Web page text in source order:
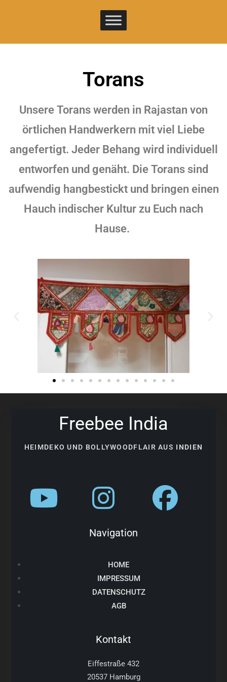
Torans
Unsere Torans werden in Rajastan von
örtlichen Handwerkern mit viel Liebe
angefertigt. Jeder Behang wird individuell
entworfen und genäht. Die Torans sind
aufwendig hangbestickt und bringen einen
Hauch indischer Kultur zu Euch nach
Hause.
Freebee India
HEIMDEKO UND BOLLYWOODFLAIR AUS INDIEN
Navigation
HOME
IMPRESSUM
DATENSCHUTZ
AGB
Kontakt
Eiffestraße 432
20537 Hamburg